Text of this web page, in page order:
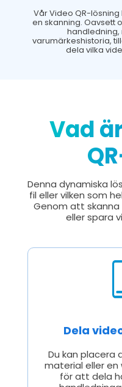
Vår Video QR-
en skanning. Oavsett
varumärkeshistoria,
dela vilka
Vad
Denna dynamiska
fil eller vilken som
Genom att skanna
eller spara
Dela
Du kan placera
material eller en
för att dela